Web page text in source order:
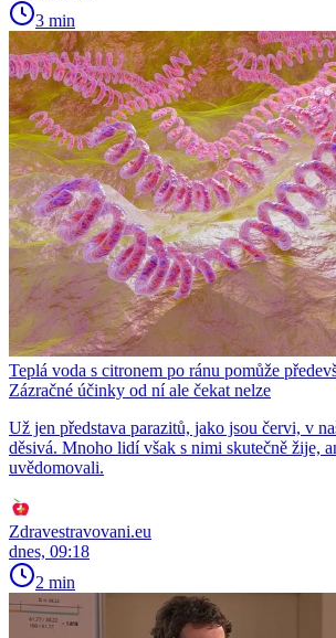
3 min
Teplá voda s citronem po ránu pomůže
Zázračné účinky od ní ale čekat nelze
Už jen představa parazitů, jako jsou červi, v
děsivá. Mnoho lidí však s nimi skutečně žije,
uvědomovali.
Zdravestravovani.eu
dnes, 09:18
2 min